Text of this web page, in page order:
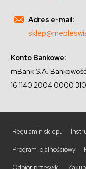
Adres e-mail:
Konto Bankowe:
mBank S.A.
16 1140 2004 0000
Regulamin sklepu
Program lojalnościowy